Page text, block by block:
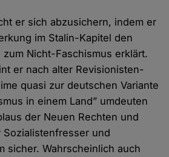
er sich abzusichern, indem er
im Stalin-Kapitel den
zum Nicht-Faschismus erklärt.
er nach alter Revisionisten-
quasi zur deutschen Variante
in einem Land” umdeuten
der Neuen Rechten und
und
sicher. Wahrscheinlich auch